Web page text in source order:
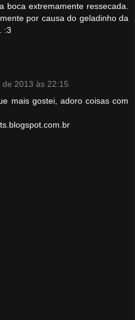
boca extremamente ressecada.
por causa do geladinho da
:3
2013 às 22:15
mais gostei, adoro coisas com